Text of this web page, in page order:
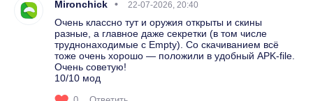
Mironchick 22-07-2026, 20:40
Очень классно тут и оружия открыты и скины
разные, а главное даже секретки (в том числе
труднонаходимые с Empty). Со скачиванием всё
тоже очень хорошо — положили в удобный APK-file.
Очень советую!
10/10 мод